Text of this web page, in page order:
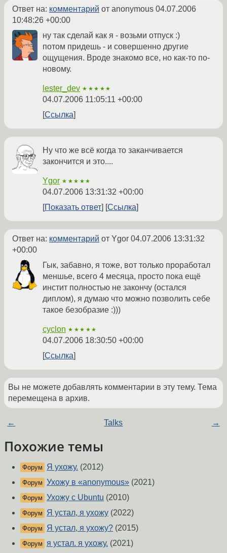
Ответ на: комментарий от anonymous 04.07.2006
10:48:26 +00:00
ну так сделай как я - возьми отпуск :)
потом придешь - и совершенно другие
ощущения. Вроде знакомо все, но как-то по-
новому.
lester_dev ★★★★★
04.07.2006 11:05:11 +00:00
Ссылка
Ну что же всё когда то заканчивается
закончится и это....
Ygor ★★★★★
04.07.2006 13:31:32 +00:00
Показать ответ
Ссылка
Ответ на: комментарий от Ygor 04.07.2006 13:31:32
+00:00
Гык, забавно, я тоже, вот только проработал
меншье, всего 4 месяца, просто пока ещё
инстит полностью не закончу (остался
диплом), я думаю что можно позволить себе
такое безобразие :)))
cyclon ★★★★★
04.07.2006 18:30:50 +00:00
Ссылка
Вы не можете добавлять комментарии в эту тему. Тема
перемещена в архив.
← Talks →
Похожие темы
Форум Я ухожу. (2012)
Форум Ухожу в «anonymous» (2021)
Форум Ухожу с Ubuntu (2010)
Форум Я устал, я ухожу (2022)
Форум Я устал, я ухожу? (2015)
Форум я устал. я ухожу. (2021)